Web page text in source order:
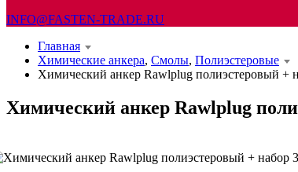
INFO@FASTEN-TRADE.RU
Главная
Химические анкера, Смолы, Полиэстеровые
Химический анкер Rawlplug полиэстеровый +
Химический анкер Rawlplug